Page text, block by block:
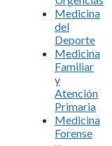
Medicina
del
Deporte
Medicina
Familiar
y
Atención
Primaria
Medicina
Forense